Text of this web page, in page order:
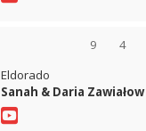
9 4
Eldorado
Sanah & Daria Zawiałow